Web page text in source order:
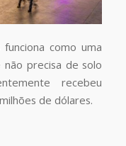
como uma
não precisa de solo
recebeu
de dólares.